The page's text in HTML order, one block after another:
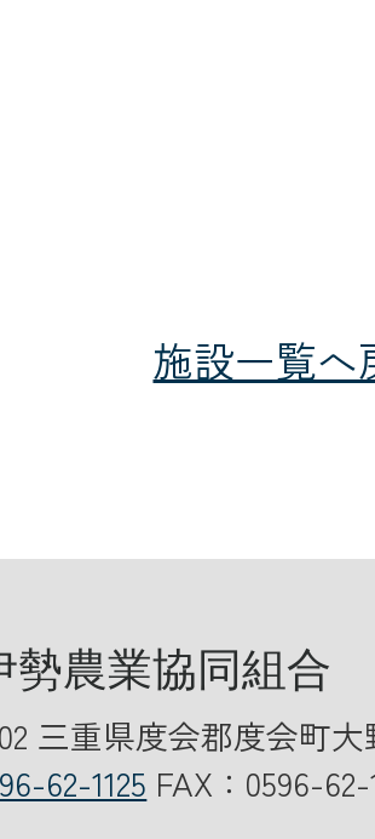
施設一覧へ
三重県度会郡度会町
62-1125 FAX：0596-62-